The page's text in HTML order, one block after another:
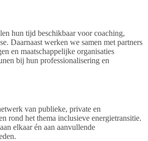
hun tijd beschikbaar voor coaching,
Daarnaast werken we samen met partners
en maatschappelijke organisaties
bij hun professionalisering en
van publieke, private en
rond het thema inclusieve energietransitie.
elkaar én aan aanvullende